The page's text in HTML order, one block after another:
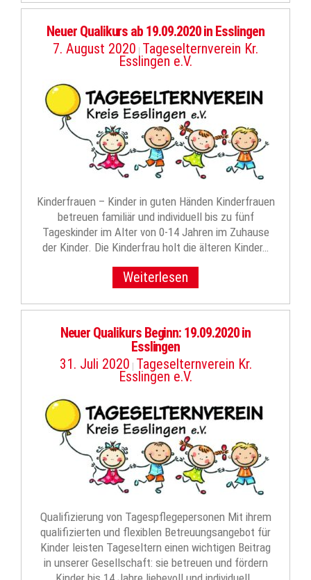
Neuer Qualikurs ab 19.09.2020 in Esslingen
7. August 2020 | Tageselternverein Kr.
Esslingen e.V.
Kinderfrauen – Kinder in guten Händen Kinderfrauen
betreuen familiär und individuell bis zu fünf
Tageskinder im Alter von 0-14 Jahren im Zuhause
der Kinder. Die Kinderfrau holt die älteren Kinder…
Weiterlesen
Neuer Qualikurs Beginn: 19.09.2020 in
Esslingen
31. Juli 2020 | Tageselternverein Kr.
Esslingen e.V.
Qualifizierung von Tagespflegepersonen Mit ihrem
qualifizierten und flexiblen Betreuungsangebot für
Kinder leisten Tageseltern einen wichtigen Beitrag
in unserer Gesellschaft: sie betreuen und fördern